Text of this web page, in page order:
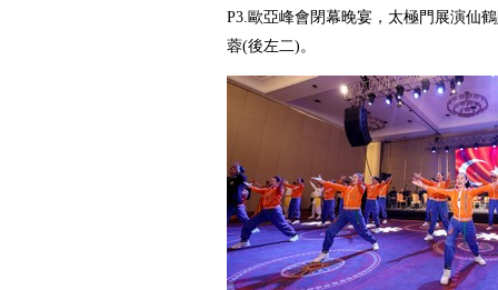
P3.歐亞峰會閉幕晚宴，太極門展演仙
蓉(後左二)。